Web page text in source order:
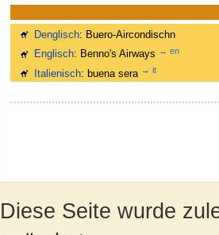
Denglisch: Buero-Aircondischn
Englisch: Benno's Airways → en
Italienisch: buena sera → it
Diese Seite wurde